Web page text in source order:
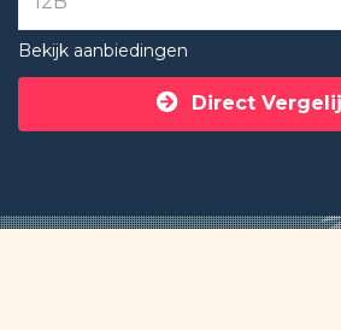
Bekijk aanbiedingen
Direct